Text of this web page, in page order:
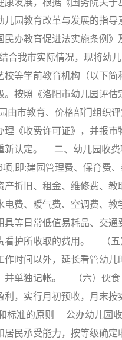
儿园教育改革与发展的指
民办教育促进法实施条例
合我市实际情况，现将
校等学前教育机构（以下
按照《洛阳市幼儿园评
由市教育、价格部门组织
理《收费许可证》，并报
新认定。 二、幼儿园收
项,即:建园管理费、保育
产折旧、租金、维修费、
电费、暖气费、空调费、
具等日常低值易耗品、交
看护所收取的费用。 （
时间以外，延长看管幼
并单独记帐。 （六）伙
，实行月初预收，月末
准的原则 公办幼儿园收
民承受能力，按等级确